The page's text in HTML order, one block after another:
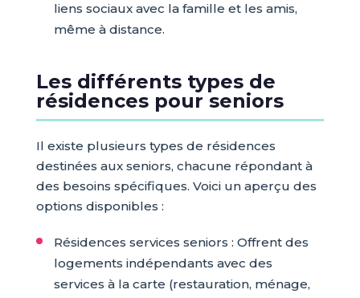
liens sociaux avec la famille et les amis,
même à distance.
Les différents types de
résidences pour seniors
Il existe plusieurs types de résidences
destinées aux seniors, chacune répondant à
des besoins spécifiques. Voici un aperçu des
options disponibles :
Résidences services seniors : Offrent des
logements indépendants avec des
services à la carte (restauration, ménage,